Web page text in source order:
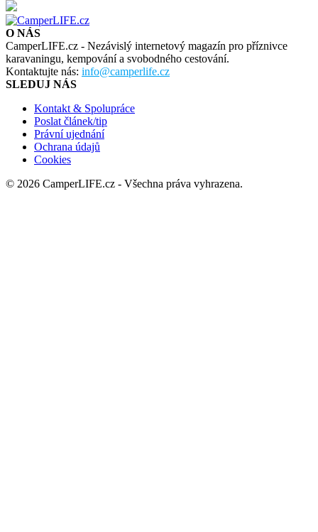
O NÁS
CamperLIFE.cz - Nezávislý internetový magazín pro příznivce
karavaningu, kempování a svobodného cestování.
Kontaktujte nás: info@camperlife.cz
SLEDUJ NÁS
Kontakt & Spolupráce
Poslat článek/tip
Právní ujednání
Ochrana údajů
Cookies
© 2026 CamperLIFE.cz - Všechna práva vyhrazena.